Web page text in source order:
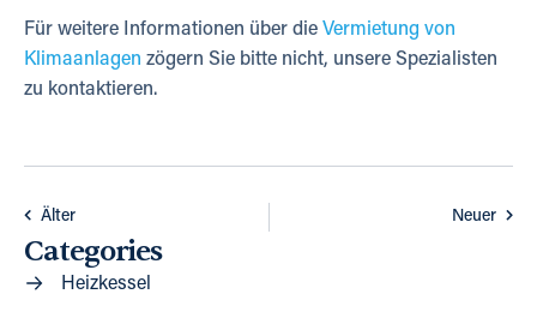
Für weitere Informationen über die Vermietung von
Klimaanlagen zögern Sie bitte nicht, unsere Spezialisten
zu kontaktieren.
Älter Neuer
Categories
Heizkessel